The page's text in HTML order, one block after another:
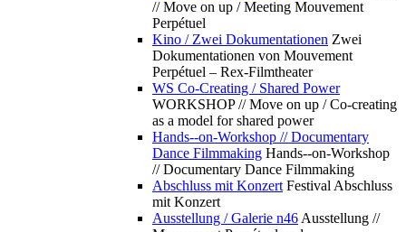
// Move on up / Meeting Mouvement
Perpétuel
Kino / Zwei Dokumentationen Zwei
Dokumentationen von Mouvement
Perpétuel – Rex-Filmtheater
WS Co-Creating / Shared Power
WORKSHOP // Move on up / Co-creating
as a model for shared power
Hands--on-Workshop // Documentary
Dance Filmmaking Hands--on-Workshop
// Documentary Dance Filmmaking
Abschluss mit Konzert Festival Abschluss
mit Konzert
Ausstellung / Galerie n46 Ausstellung //